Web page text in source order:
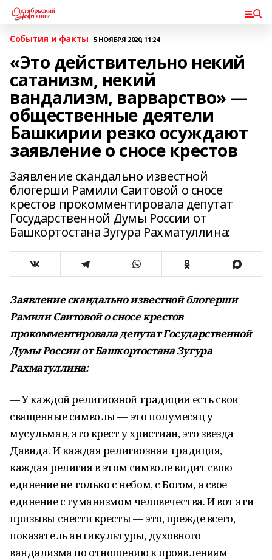
События и факты 5 НОЯБРЯ 2020, 11:24
«Это действительно некий
сатанизм, некий
вандализм, варварство» —
общественные деятели
Башкирии резко осуждают
заявление о сносе крестов
Заявление скандально известной
блогерши Рамили Саитовой о сносе
крестов прокомментировала депутат
Государственной Думы России от
Башкортостана Зугура Рахматуллина:
Заявление скандально известной блогерши
Рамили Саитовой о сносе крестов
прокомментировала депутат Государственной
Думы России от Башкортостана Зугура
Рахматуллина:
—Укаждой религиозной традиции есть свои
священные символы— это полумесяц у
мусульман, это крест ухристиан, это звезда
Давида. Икаждая религиозная традиция,
каждая религия в этом символе видит свою
единение не только снебом, сБогом, а свое
единение сгуманизмом человечества. Ивот эти
призывы снести кресты—это, прежде всего,
показатель антикультуры, духовного
вандализма по отношению кпроявлениям